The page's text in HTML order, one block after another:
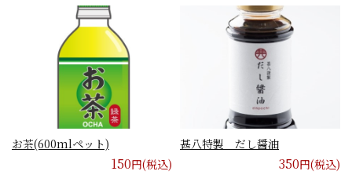
お茶(600mlペット)
150円(税込)
甚八特製 だし醤油
350円(税込)